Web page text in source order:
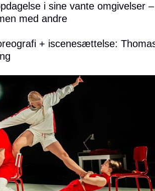
i sine vante omgivelser
med andre
+ iscenesættelse: